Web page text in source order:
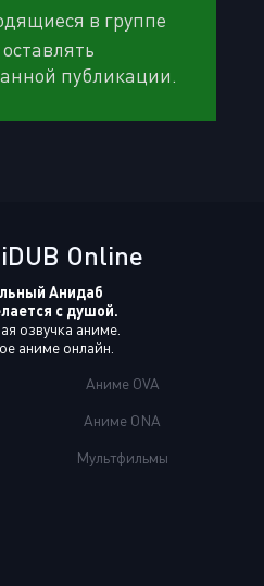
в группе
публикации.
Online
Анидаб
с душой.
озвучка аниме.
аниме онлайн.
Аниме OVA
Аниме ONA
Мультфильмы